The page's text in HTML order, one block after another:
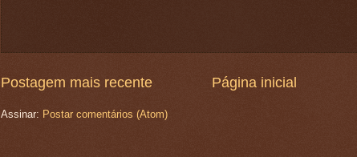
Postagem mais recente Página inicial
Assinar: Postar comentários (Atom)